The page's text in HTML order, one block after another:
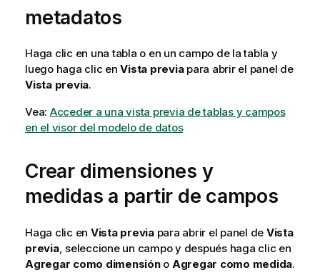
metadatos
Haga clic en una tabla o en un campo de la tabla y
luego haga clic enVista previapara abrir el panel de
Vista previa.
Vea: Acceder a una vista previa de tablas y campos
en el visor del modelo de datos
Crear dimensiones y
medidas a partir de campos
Haga clic en Vista previapara abrir el panel de Vista
previa, seleccione un campo y después haga clic en
Agregar como dimensióno Agregar como medida.